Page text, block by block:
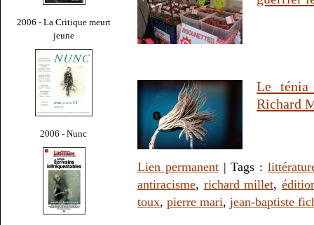
2006 - La Critique meurt
jeune
2006 - Nunc
Le
Richard
Lien permanent| Tags :
antiracisme, richard millet,
toux, pierre mari, jean-baptiste